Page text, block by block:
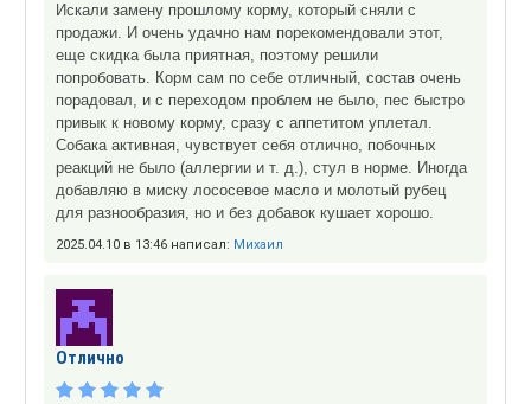
Искали замену прошлому корму, который сняли с
продажи. И очень удачно нам порекомендовали этот,
еще скидка была приятная, поэтому решили
попробовать. Корм сам по себе отличный, состав очень
порадовал, и с переходом проблем не было, пес быстро
привык к новому корму, сразу с аппетитом уплетал.
Собака активная, чувствует себя отлично, побочных
реакций не было (аллергии и т. д.), стул в норме. Иногда
добавляю в миску лососевое масло и молотый рубец
для разнообразия, но и без добавок кушает хорошо.
2025.04.10 в 13:46 написал: Михаил
Отлично